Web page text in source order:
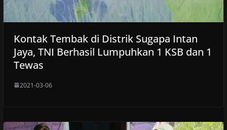
Kontak Tembak di Distrik Sugapa Intan
Jaya, TNI Berhasil Lumpuhkan 1 KSB dan 1
Tewas
2021-03-06